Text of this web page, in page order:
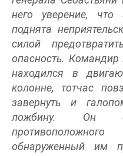
него уверение,
поднята
силой
опасность.
находился в
колонне, тотчас
завернуть и
ложбину. Он
обнаруженный им